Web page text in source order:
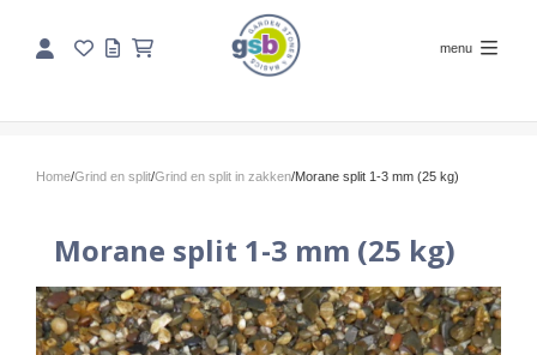
menu
Home/Grind en split/Grind en split in zakken/Morane split 1-3 mm (25 kg)
Morane split 1-3 mm (25 kg)